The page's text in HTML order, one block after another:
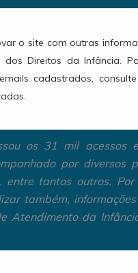
o site com outras
Direitos da Infância.
cadastrados,
os 31 mil acessos
por diversos
entre tantos outros.
também,
Atendimento da